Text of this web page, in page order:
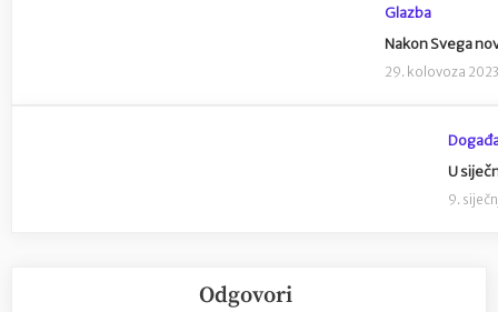
Glazba
Nakon Svega
29. kolovoza
U
9.
Odgovori